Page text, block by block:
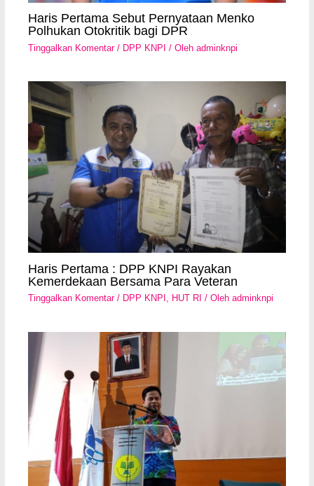
Haris Pertama Sebut Pernyataan Menko
Polhukan Otokritik bagi DPR
Tinggalkan Komentar / DPP KNPI / Olehadminknpi
Haris Pertama : DPP KNPI Rayakan
Kemerdekaan Bersama Para Veteran
Tinggalkan Komentar / DPP KNPI , HUT RI / Olehadminknpi